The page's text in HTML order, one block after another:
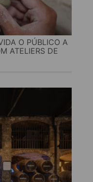
O PÚBLICO A
ATELIERS DE